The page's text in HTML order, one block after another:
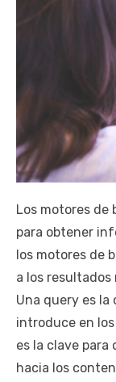
Los motores de
para obtener
los motores de
a los resultados
Una query es
introduce en
es la clave para
hacia los